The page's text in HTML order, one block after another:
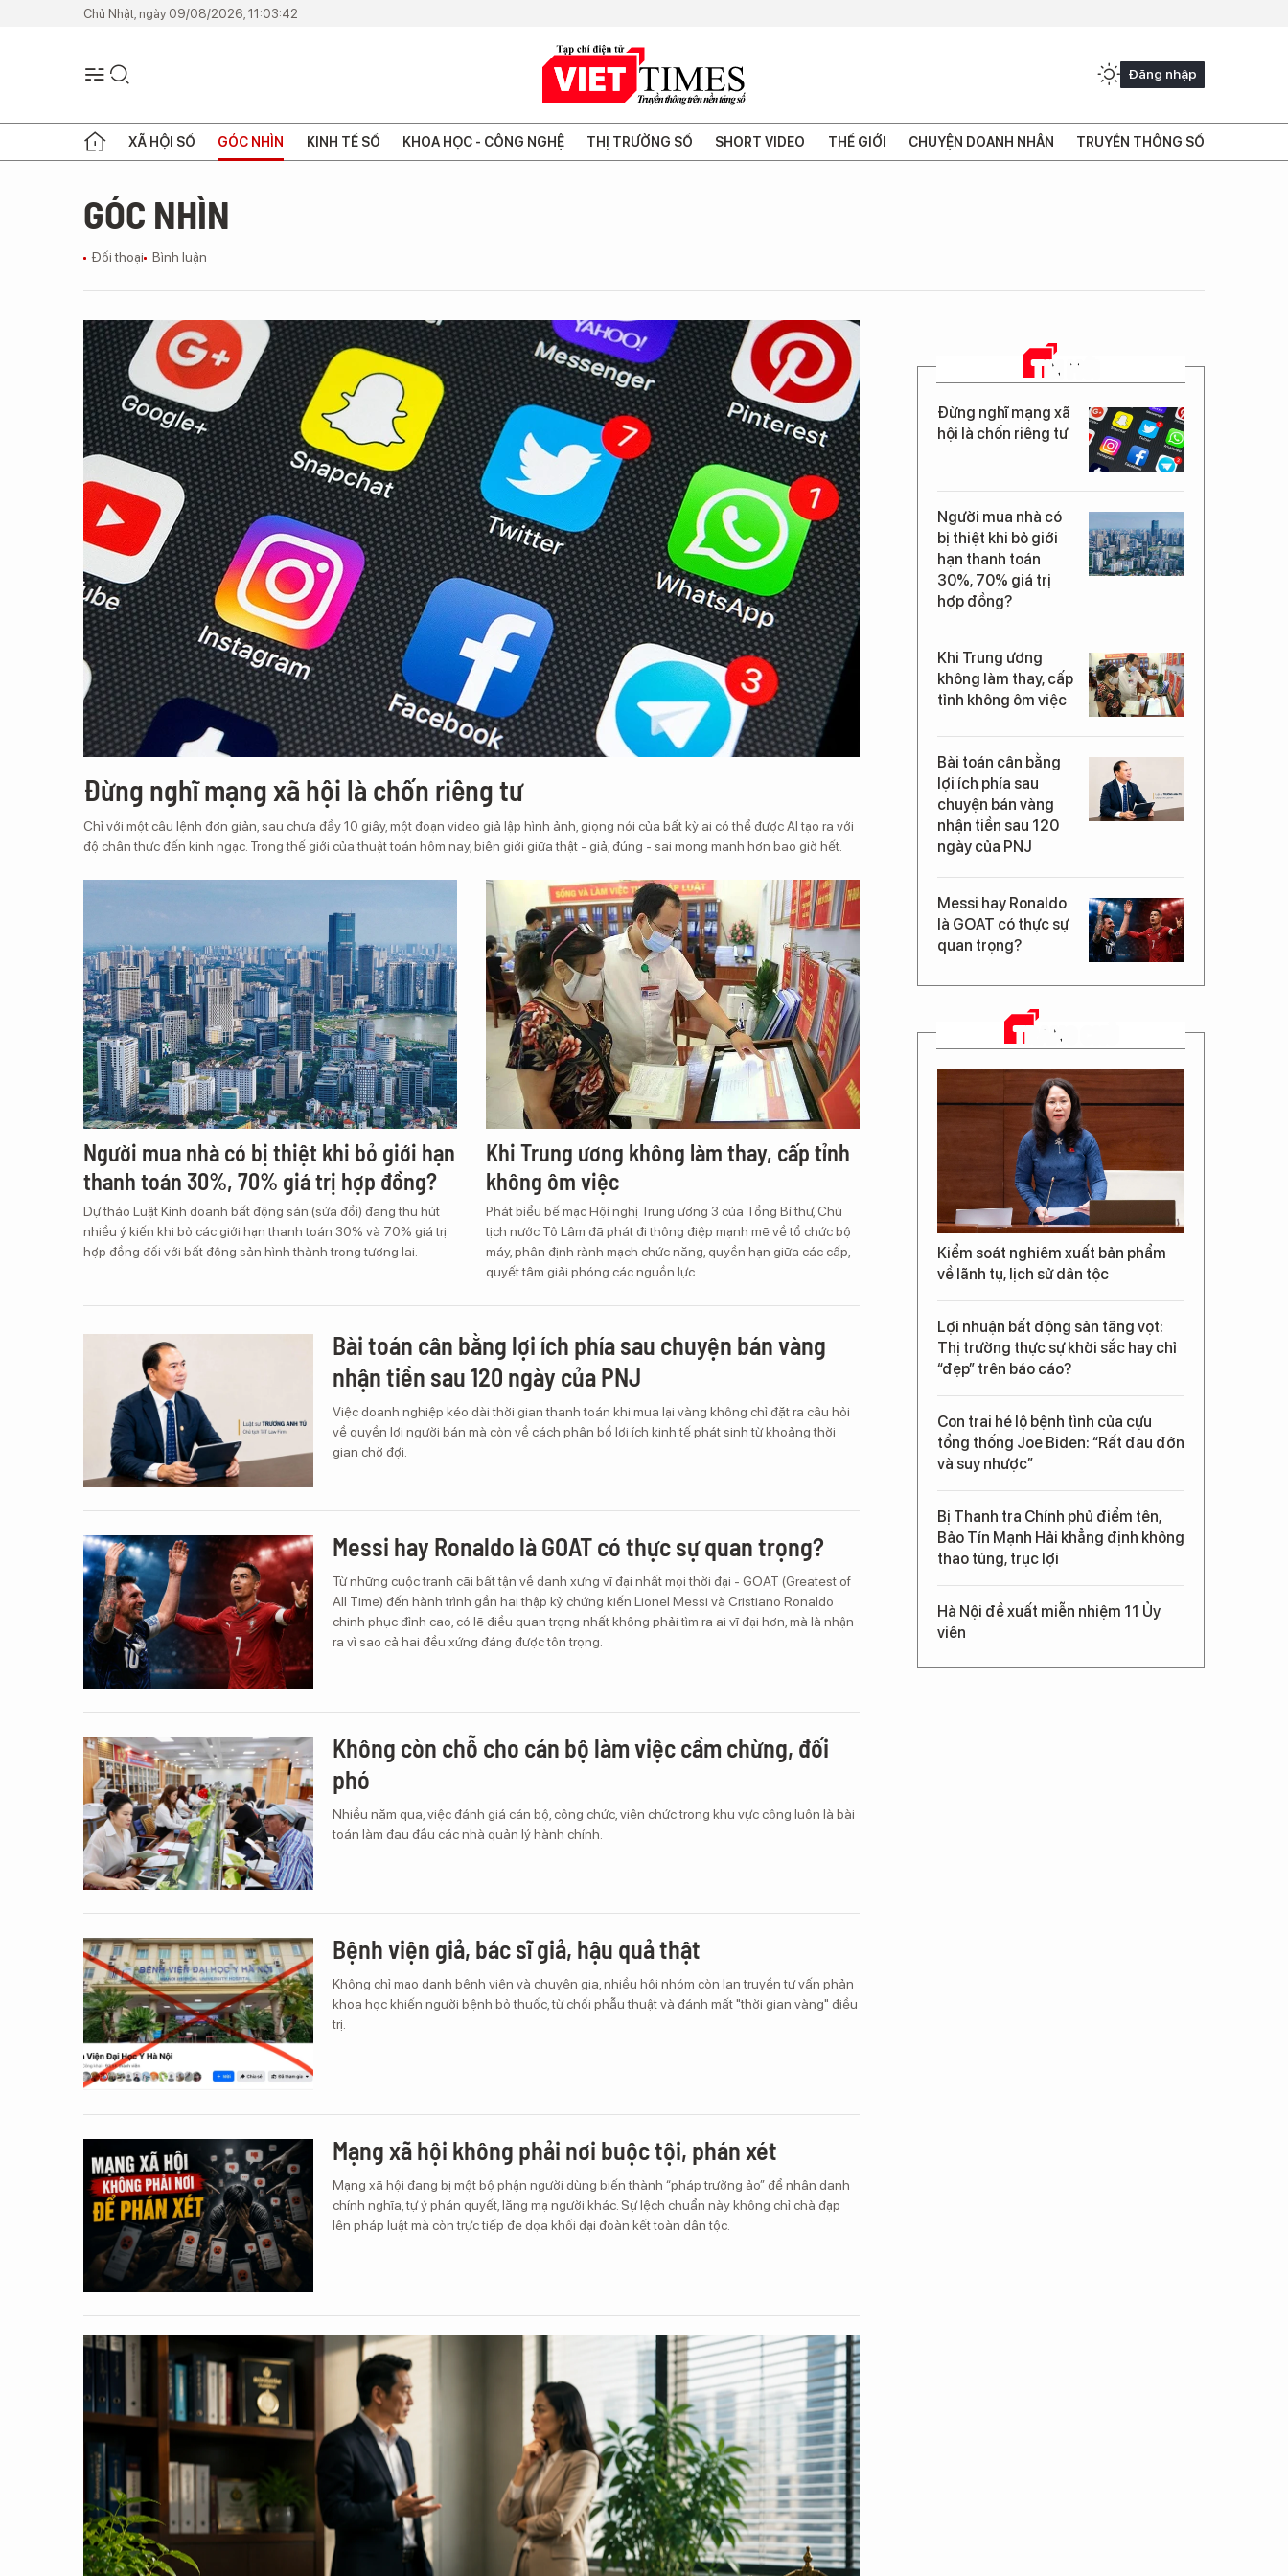
Chủ Nhật, ngày 09/08/2026, 11:03:42
Đăng nhập
XÃ HỘI SỐ GÓC NHÌN KINH TẾ SỐ KHOA HỌC - CÔNG NGHỆ THỊ TRƯỜNG SỐ SHORT VIDEO THẾ GIỚI CHUYỆN DOANH NHÂN TRUYỀN THÔNG SỐ
GÓC NHÌN
Đối thoại Bình luận
Đừng nghĩ mạng xã hội là chốn riêng tư
Chỉ với một câu lệnh đơn giản, sau chưa đầy 10 giây, một đoạn video giả lập hình ảnh, giọng nói của bất kỳ ai có thể được AI tạo ra với
độ chân thực đến kinh ngạc. Trong thế giới của thuật toán hôm nay, biên giới giữa thật - giả, đúng - sai mong manh hơn bao giờ hết.
Người mua nhà có bị thiệt khi bỏ giới hạn
thanh toán 30%, 70% giá trị hợp đồng?
Dự thảo Luật Kinh doanh bất động sản (sửa đổi) đang thu hút
nhiều ý kiến khi bỏ các giới hạn thanh toán 30% và 70% giá trị
hợp đồng đối với bất động sản hình thành trong tương lai.
Khi Trung ương không làm thay, cấp tỉnh
không ôm việc
Phát biểu bế mạc Hội nghị Trung ương 3 của Tổng Bí thư, Chủ
tịch nước Tô Lâm đã phát đi thông điệp mạnh mẽ về tổ chức bộ
máy, phân định rành mạch chức năng, quyền hạn giữa các cấp,
quyết tâm giải phóng các nguồn lực.
Bài toán cân bằng lợi ích phía sau chuyện bán vàng
nhận tiền sau 120 ngày của PNJ
Việc doanh nghiệp kéo dài thời gian thanh toán khi mua lại vàng không chỉ đặt ra câu hỏi
về quyền lợi người bán mà còn về cách phân bổ lợi ích kinh tế phát sinh từ khoảng thời
gian chờ đợi.
Messi hay Ronaldo là GOAT có thực sự quan trọng?
Từ những cuộc tranh cãi bất tận về danh xưng vĩ đại nhất mọi thời đại - GOAT (Greatest of
All Time) đến hành trình gần hai thập kỷ chứng kiến Lionel Messi và Cristiano Ronaldo
chinh phục đỉnh cao, có lẽ điều quan trọng nhất không phải tìm ra ai vĩ đại hơn, mà là nhận
ra vì sao cả hai đều xứng đáng được tôn trọng.
Không còn chỗ cho cán bộ làm việc cầm chừng, đối
phó
Nhiều năm qua, việc đánh giá cán bộ, công chức, viên chức trong khu vực công luôn là bài
toán làm đau đầu các nhà quản lý hành chính.
Bệnh viện giả, bác sĩ giả, hậu quả thật
Không chỉ mạo danh bệnh viện và chuyên gia, nhiều hội nhóm còn lan truyền tư vấn phản
khoa học khiến người bệnh bỏ thuốc, từ chối phẫu thuật và đánh mất "thời gian vàng" điều
trị.
Mạng xã hội không phải nơi buộc tội, phán xét
Mạng xã hội đang bị một bộ phận người dùng biến thành “pháp trường ảo” để nhân danh
chính nghĩa, tự ý phán quyết, lăng mạ người khác. Sự lệch chuẩn này không chỉ chà đạp
lên pháp luật mà còn trực tiếp đe dọa khối đại đoàn kết toàn dân tộc.
TIN MỚI
Đừng nghĩ mạng xã
hội là chốn riêng tư
Người mua nhà có
bị thiệt khi bỏ giới
hạn thanh toán
30%, 70% giá trị
hợp đồng?
Khi Trung ương
không làm thay, cấp
tỉnh không ôm việc
Bài toán cân bằng
lợi ích phía sau
chuyện bán vàng
nhận tiền sau 120
ngày của PNJ
Messi hay Ronaldo
là GOAT có thực sự
quan trọng?
TRANG CHỦ
Kiểm soát nghiêm xuất bản phẩm
về lãnh tụ, lịch sử dân tộc
Lợi nhuận bất động sản tăng vọt:
Thị trường thực sự khởi sắc hay chỉ
“đẹp” trên báo cáo?
Con trai hé lộ bệnh tình của cựu
tổng thống Joe Biden: “Rất đau đớn
và suy nhược”
Bị Thanh tra Chính phủ điểm tên,
Bảo Tín Mạnh Hải khẳng định không
thao túng, trục lợi
Hà Nội đề xuất miễn nhiệm 11 Ủy
viên